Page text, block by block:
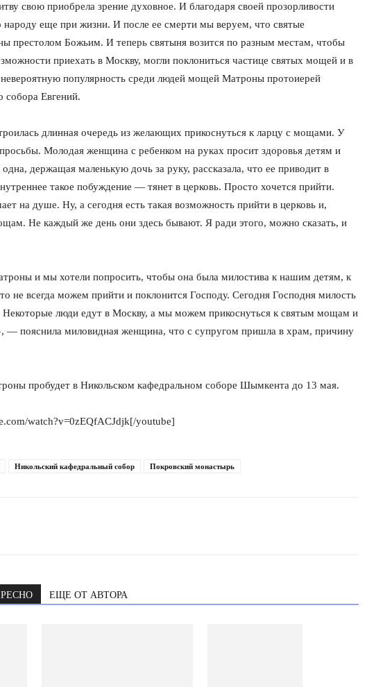
свою приобрела зрение духовное. И благодаря своей прозорливости
народу еще при жизни. И после ее смерти мы веруем, что святые
престолом Божьим. И теперь святыня возится по разным местам, чтобы
приехать в Москву, могли поклониться частице святых мощей и в
популярность среди людей мощей Матроны протоиерей
собора Евгений.
длинная очередь из желающих прикоснуться к ларцу с мощами. У
Молодая женщина с ребенком на руках просит здоровья детям и
держащая маленькую дочь за руку, рассказала, что ее приводит в
такое побуждение — тянет в церковь. Просто хочется прийти.
на душе. Ну, а сегодня есть такая возможность прийти в церковь и,
Не каждый же день они здесь бывают. Я ради этого, можно сказать, и
и мы хотели попросить, чтобы она была милостива к нашим детям, к
не всегда можем прийти и поклонится Господу. Сегодня Господня милость
люди едут в Москву, а мы можем прикоснуться к святым мощам и
— пояснила миловидная женщина, что с супругом пришла в храм, причину
пробудет в Никольском кафедральном соборе Шымкента до 13 мая.
watch?v=0zEQfACJdjk[/youtube]
Никольский кафедральный собор Покровский монастырь
ЕЩЕ ОТ АВТОРА